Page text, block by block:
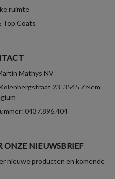
ruimte
Top Coats
Mathys NV
23, 3545 Zelem,
0437.896.404
ONZE NIEUWSBRIEF
nieuwe producten en komende